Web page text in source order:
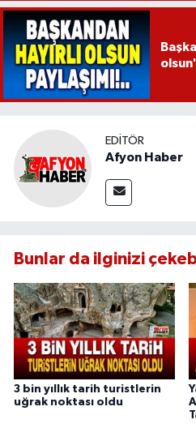
EDITÖR
Afyon Haber
Bunlar da ilginizi
3 bin yıllık tarih turistlerin
uğrak noktası oldu